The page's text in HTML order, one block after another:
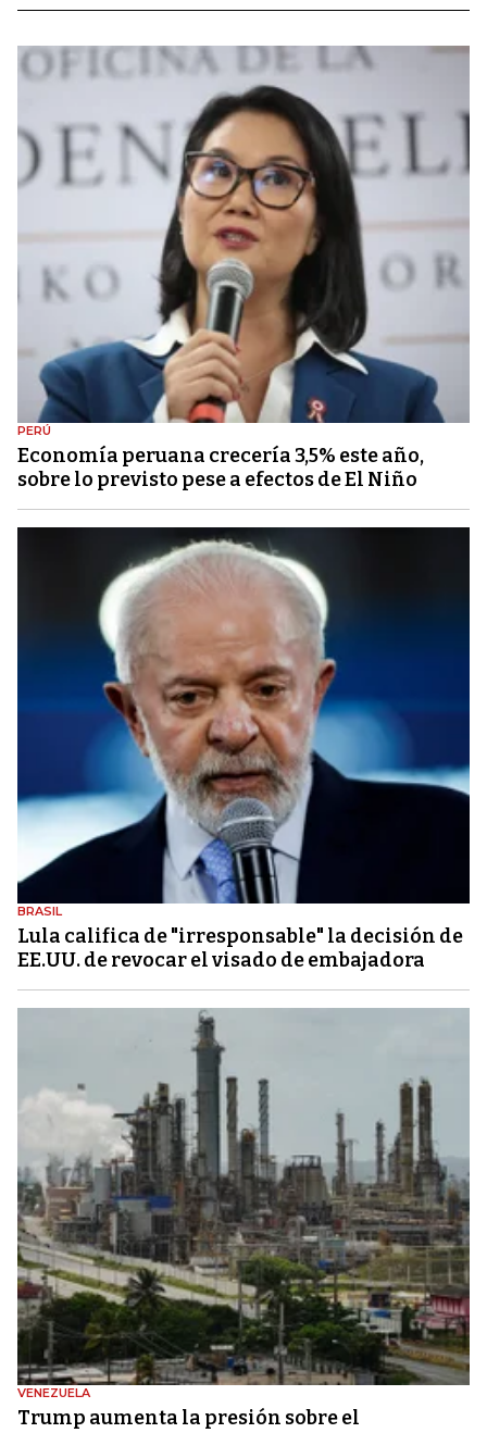
PERÚ
Economía peruana crecería 3,5% este año,
sobre lo previsto pese a efectos de El Niño
BRASIL
Lula califica de "irresponsable" la decisión de
EE.UU. de revocar el visado de embajadora
VENEZUELA
Trump aumenta la presión sobre el